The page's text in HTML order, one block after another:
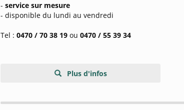
-service sur mesure
- disponible du lundi au vendredi
Tel : 0470 / 70 38 19 ou0470 / 55 39 34
Plus d'infos